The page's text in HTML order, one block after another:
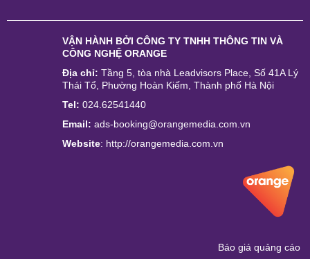
VẬN HÀNH BỞI CÔNG TY TNHH THÔNG TIN VÀ
CÔNG NGHỆ ORANGE
Địa chỉ: Tầng 5, tòa nhà Leadvisors Place, Số 41A Lý
Thái Tổ, Phường Hoàn Kiếm, Thành phố Hà Nội
Tel: 024.62541440
Email: ads-booking@orangemedia.com.vn
Website: http://orangemedia.com.vn
Báo giá quảng cáo